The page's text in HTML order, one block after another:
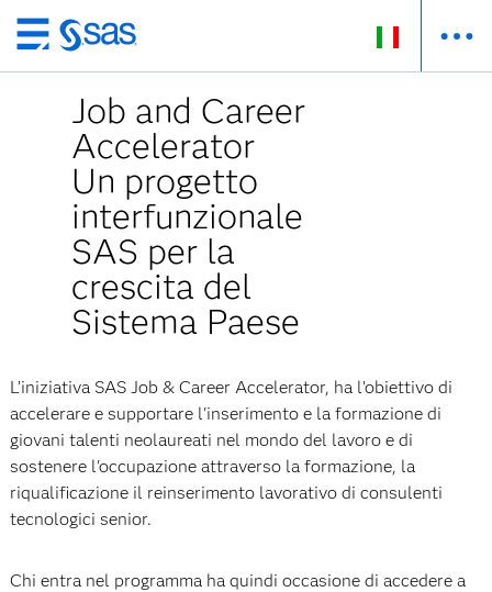
Passa
ai
contenuti
principali
Job and Career
Accelerator
Un progetto
interfunzionale
SAS per la
crescita del
Sistema Paese
L’iniziativa SAS Job & Career Accelerator, ha l’obiettivo di
accelerare e supportare l'inserimento e la formazione di
giovani talenti neolaureati nel mondo del lavoro e di
sostenere l'occupazione attraverso la formazione, la
riqualificazione il reinserimento lavorativo di consulenti
tecnologici senior.
Chi entra nel programma ha quindi occasione di accedere a